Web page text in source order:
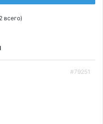
всего)
#79251